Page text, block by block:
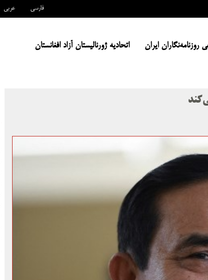
عربی فارسی
ایران اتحادیه ژورنالیستان آزاد افغانستان